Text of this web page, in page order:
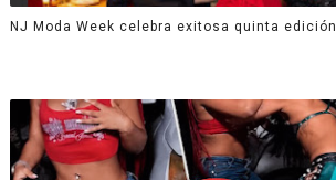
NJ Moda Week celebra exitosa quinta edición